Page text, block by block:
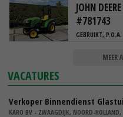
JOHN
#781743
GEBRUIKT, P.O.A.
MEER
VACATURES
Verkoper Binnendienst
KARO BV - ZWAAGDIJK, NOORD-HOLLAND,